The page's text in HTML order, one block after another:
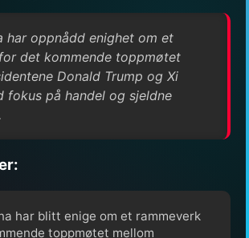
har oppnådd enighet om et
det kommende toppmøtet
Donald Trump og Xi
fokus på handel og sjeldne
har blitt enige om et rammeverk
toppmøtet mellom